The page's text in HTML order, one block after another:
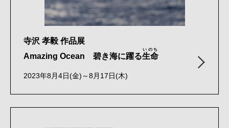
寺沢 孝毅 作品展
Amazing Ocean 碧き海に躍る生命
いのち
2023年8月4日(金)～8月17日(木)